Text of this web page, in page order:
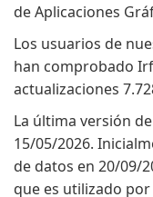
de Aplicaciones
Los usuarios de
han comprobado
actualizaciones
La última versión
15/05/2026.
de datos en 20/09/
que es utilizado